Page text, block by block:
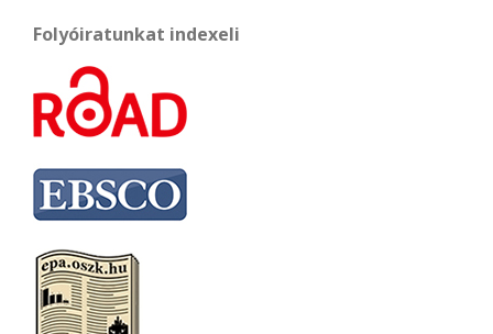
Folyóiratunkat indexeli